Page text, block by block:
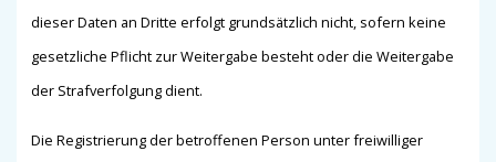
dieser Daten an Dritte erfolgt grundsätzlich nicht, sofern keine
gesetzliche Pflicht zur Weitergabe besteht oder die Weitergabe
der Strafverfolgung dient.
Die Registrierung der betroffenen Person unter freiwilliger